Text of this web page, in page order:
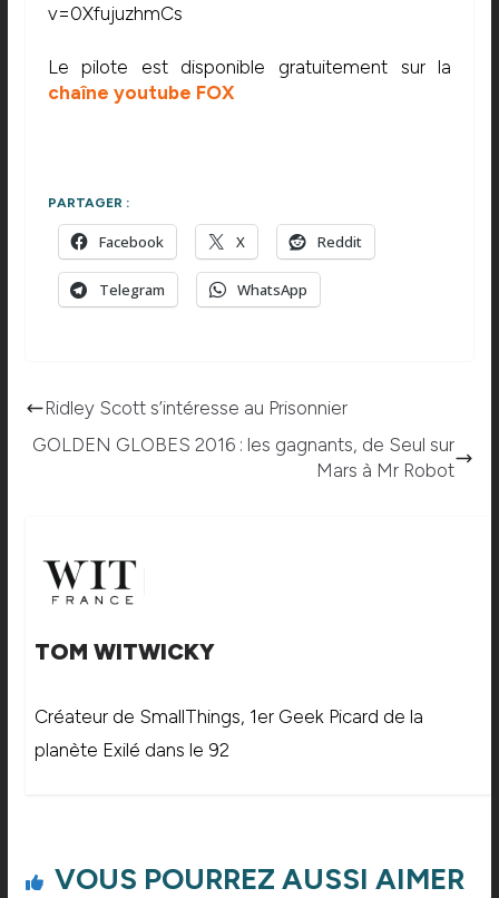
v=0XfujuzhmCs
Le pilote est disponible gratuitement sur la
chaîne youtube FOX
PARTAGER :
Facebook X Reddit
Telegram WhatsApp
Ridley Scott s’intéresse au Prisonnier
GOLDEN GLOBES 2016 : les gagnants, de Seul sur
Mars à Mr Robot
TOM WITWICKY
Créateur de SmallThings, 1er Geek Picard de la
planète Exilé dans le 92
VOUS POURREZ AUSSI AIMER